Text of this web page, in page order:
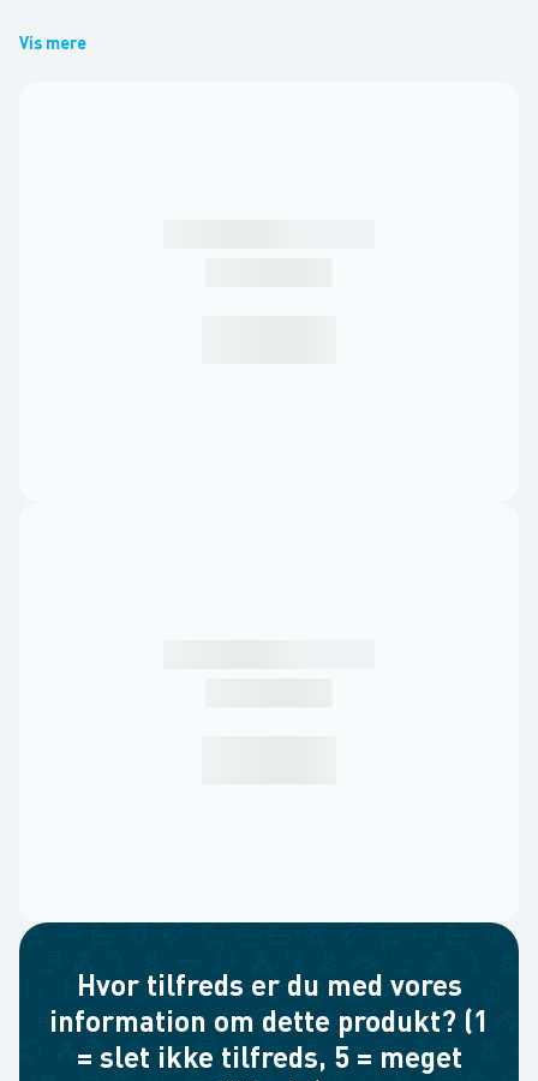
Vis mere
Hvor tilfreds er du med vores
information om dette produkt? (1
= slet ikke tilfreds, 5 = meget